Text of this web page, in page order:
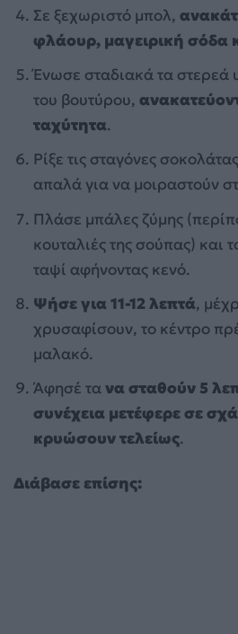
Σε ξεχωριστό μπολ,
φλάουρ, μαγειρική σόδα
Ένωσε σταδιακά τα στερεά
του βουτύρου,
ταχύτητα.
Ρίξε τις σταγόνες
απαλά για να μοιραστούν
Πλάσε μπάλες ζύμης
κουταλιές της σούπας) και
ταψί αφήνοντας κενό.
Ψήσε για 11-12 λεπτά,
χρυσαφίσουν, το κέντρο
μαλακό.
Άφησέ τανα σταθούν 5
συνέχεια μετέφερε σε
κρυώσουν τελείως.
Διάβασε επίσης: